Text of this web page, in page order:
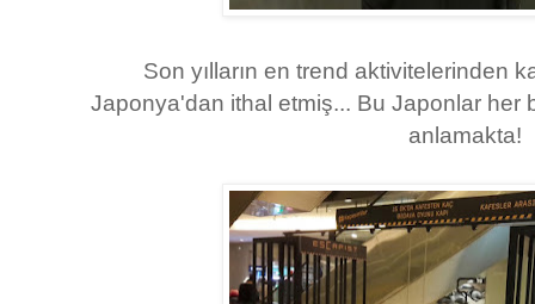
Son yılların en trend aktivitelerinden
Japonya'dan ithal etmiş... Bu Japonlar her
anlamakta!